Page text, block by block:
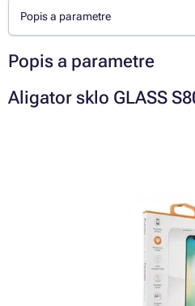
Popis a parametre
Popis a parametre
Aligator sklo GLASS